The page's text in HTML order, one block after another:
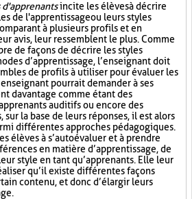
d'apprenantsincite les élèves à décrire
de l'apprentissage ou leurs styles
à plusieurs profils et en
avis, leur ressemblent le plus. Comme
de façons de décrire les styles
d’apprentissage, l’enseignant doit
de profils à utiliser pour évaluer les
pourrait demander à ses
davantage comme étant des
auditifs ou encore des
sur la base de leurs réponses, il est alors
différentes approches pédagogiques.
élèves à s’autoévaluer et à prendre
en matière d’apprentissage, de
style en tant qu’apprenants. Elle leur
qu’il existe différentes façons
contenu, et donc d’élargir leurs